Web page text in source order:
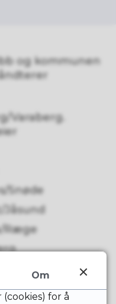
og kommunen
Varaberg.
Snøde
Jåsund
Ræge
Om
for å